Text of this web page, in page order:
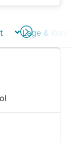
Lage &